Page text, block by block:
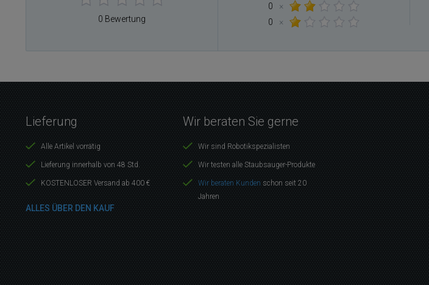
0 Bewertung
0
×
0
×
Lieferung
Alle Artikel vorrätig
Lieferung innerhalb von 48 Std.
KOSTENLOSER Versand ab 400 €
ALLES ÜBER DEN KAUF
Wir beraten Sie gerne
Wir sind Robotikspezialisten
Wir testen alle Staubsauger-Produkte
Wir beraten Kunden schon seit 20
Jahren